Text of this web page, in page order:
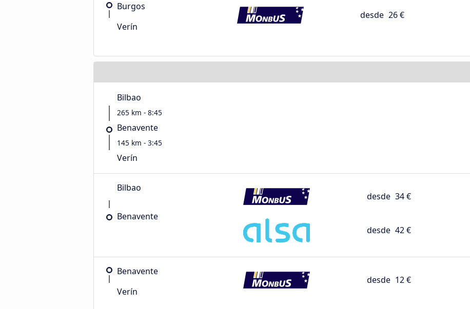
Burgos
Verín
desde 26 €
Bilbao
265 km - 8:45
Benavente
145 km - 3:45
Verín
Bilbao
Benavente
desde 34 €
desde 42 €
Benavente
Verín
desde 12 €